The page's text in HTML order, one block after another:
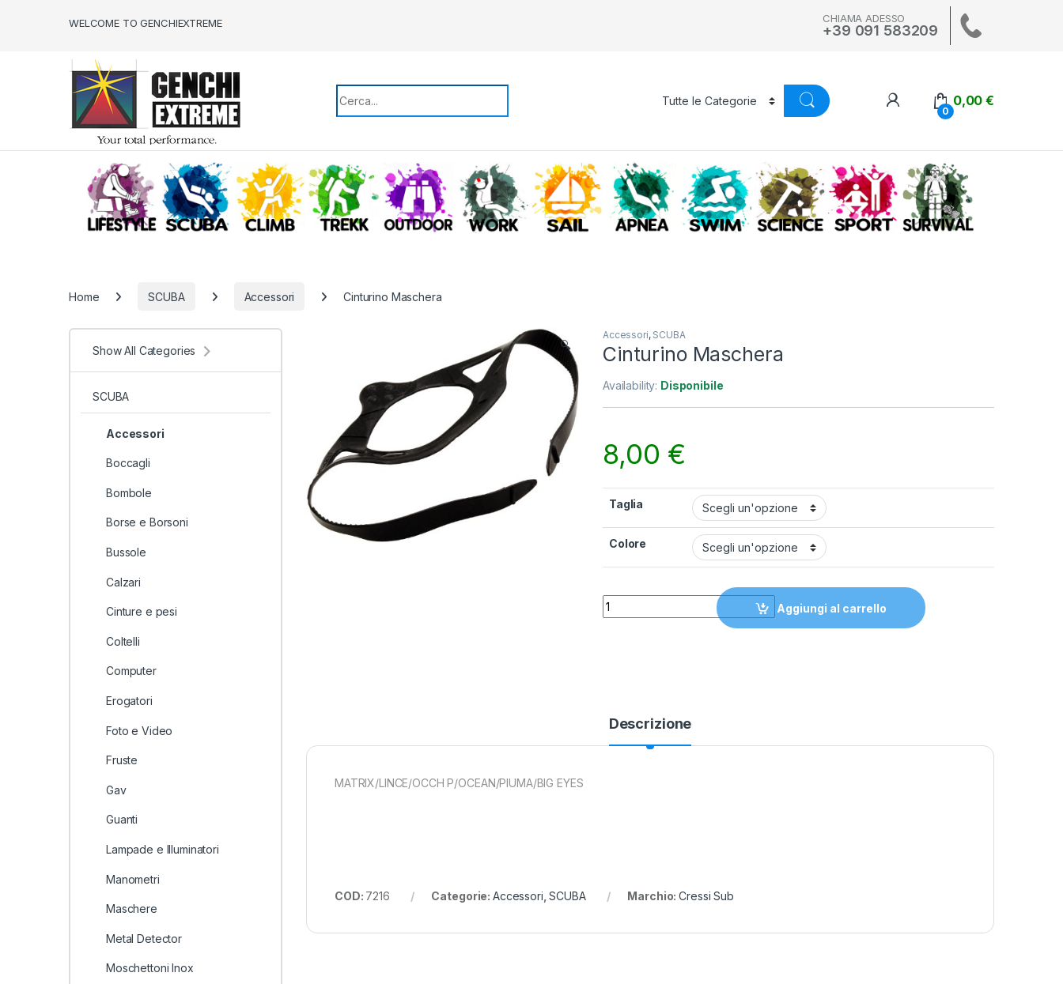
WELCOME TO GENCHIEXTREME CHIAMA ADESSO
+39 091 583209
Search for:
0
0,00€
LIFESTYLE SCUBA CLIMB TREKKING OUTDOOR WORK SAIL APNEA SWIM SCIENCE ALTRI SPORT
Home SCUBA Accessori Cinturino Maschera
🔍
Accessori, SCUBA
Cinturino Maschera
Availability: Disponibile
8,00 €
Taglia
Colore
Cinturino Maschera quantity
Aggiungi al carrello
Descrizione
MATRIX/LINCE/OCCH P/OCEAN/PIUMA/BIG EYES
COD: 7216 Categorie: Accessori,SCUBA Marchio:Cressi Sub
Show All Categories
SCUBA
Accessori
Boccagli
Bombole
Borse e Borsoni
Bussole
Calzari
Cinture e pesi
Coltelli
Computer
Erogatori
Foto e Video
Fruste
Gav
Guanti
Lampade e Illuminatori
Manometri
Maschere
Metal Detector
Moschettoni Inox